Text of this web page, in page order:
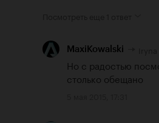
MaxiKowalski
Но с радостью
столько обещано